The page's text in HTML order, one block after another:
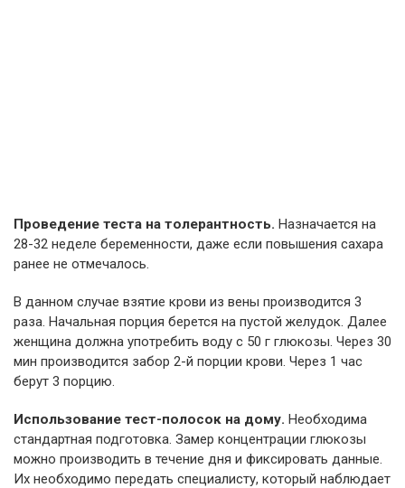
Проведение теста на толерантность. Назначается на
28-32 неделе беременности, даже если повышения сахара
ранее не отмечалось.
В данном случае взятие крови из вены производится 3
раза. Начальная порция берется на пустой желудок. Далее
женщина должна употребить воду с 50 г глюкозы. Через 30
мин производится забор 2-й порции крови. Через 1 час
берут 3 порцию.
Использование тест-полосок на дому. Необходима
стандартная подготовка. Замер концентрации глюкозы
можно производить в течение дня и фиксировать данные.
Их необходимо передать специалисту, который наблюдает